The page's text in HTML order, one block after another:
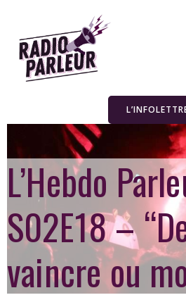
L’Hebdo
S02E18 –
vaincre ou